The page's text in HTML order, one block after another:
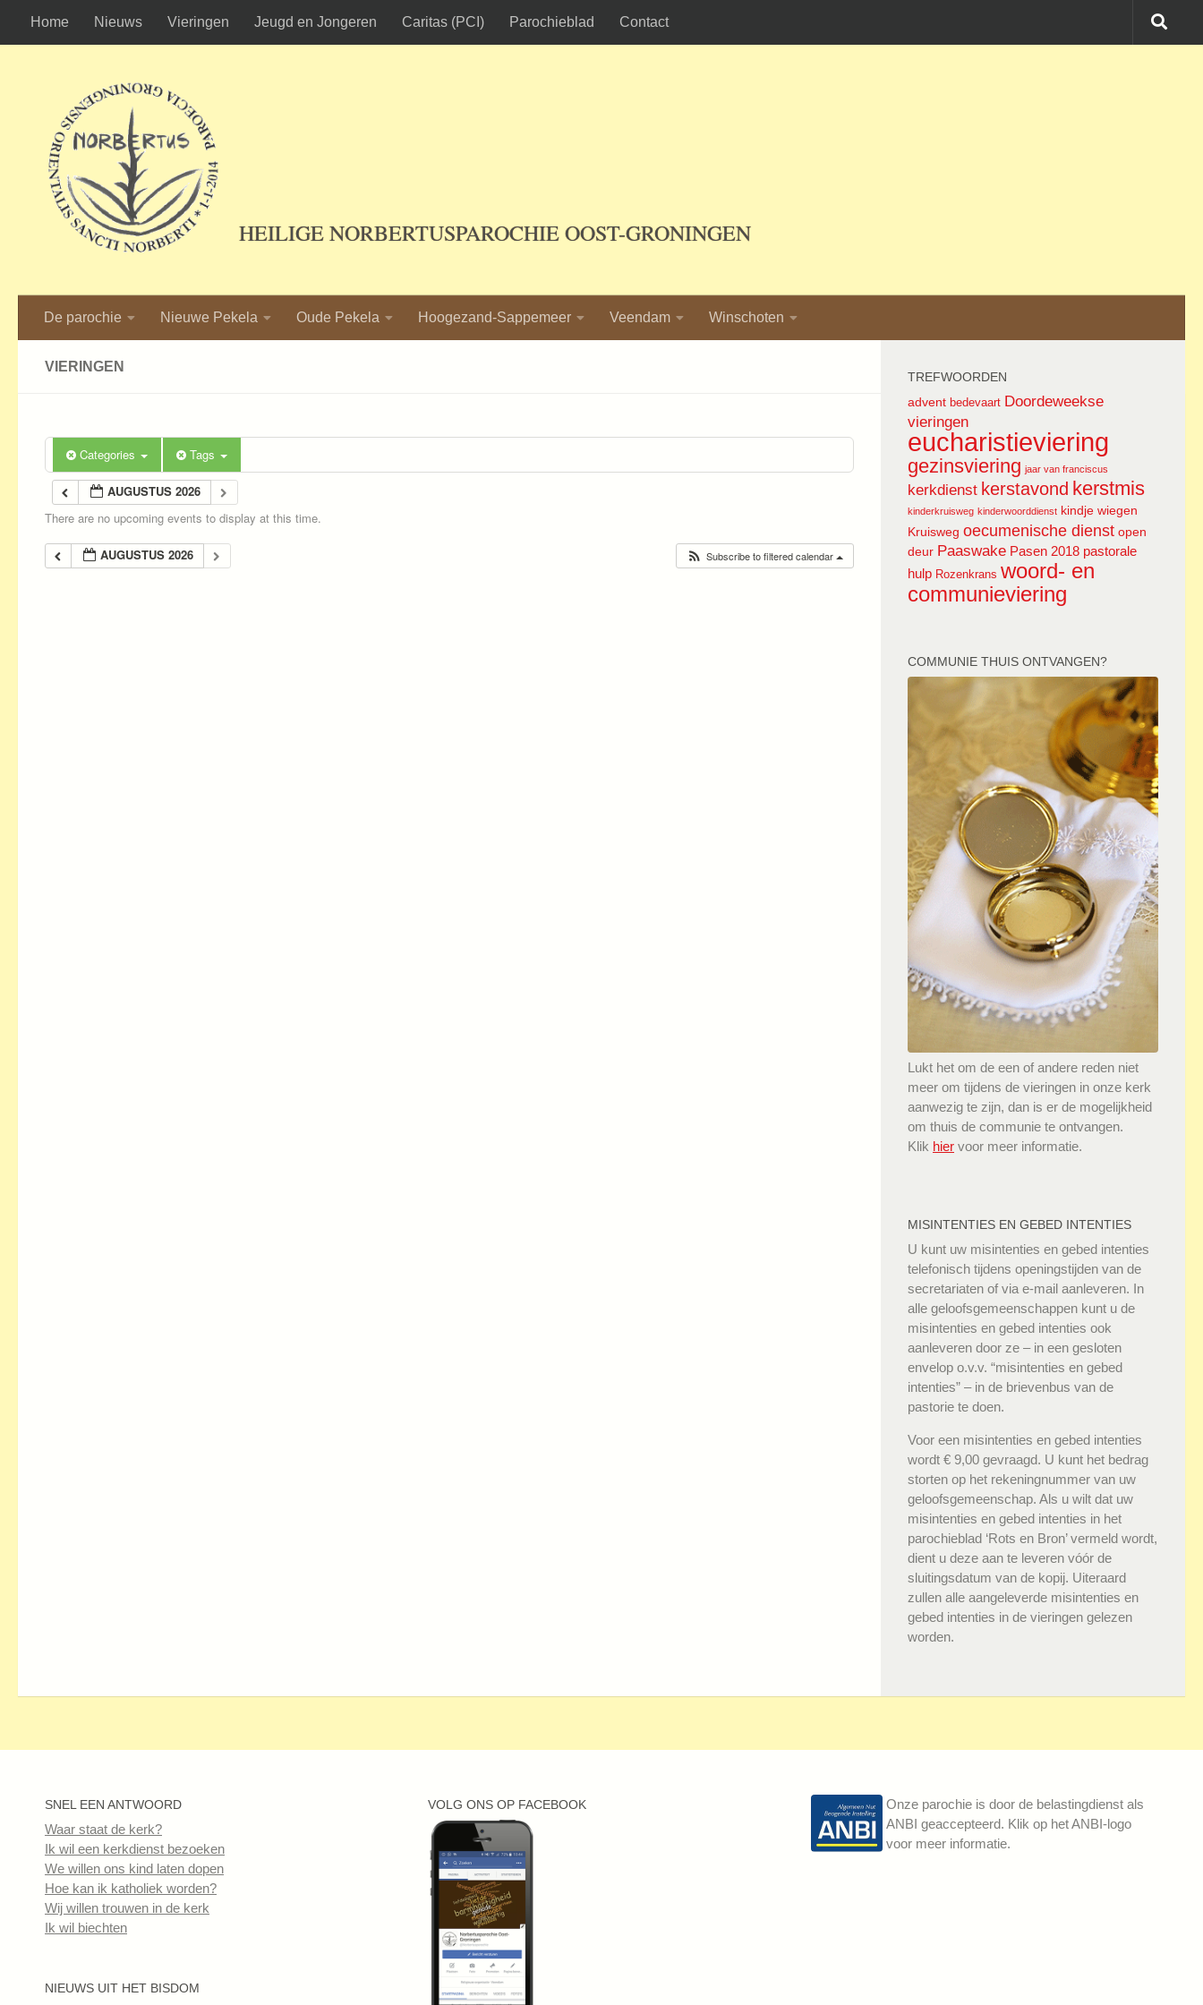
Ga naar de inhoud
Home Nieuws Vieringen Jeugd en Jongeren Caritas (PCI) Parochieblad Contact
HEILIGE NORBERTUSPAROCHIE OOST-GRONINGEN
De parochie Nieuwe Pekela Oude Pekela Hoogezand-Sappemeer Veendam Winschoten
VIERINGEN
Categories Tags
AUGUSTUS 2026
There are no upcoming events to display at this time.
AUGUSTUS 2026 Subscribe to filtered calendar
TREFWOORDEN
advent bedevaart Doordeweekse
vieringen
eucharistieviering
gezinsviering jaar van franciscus
kerkdienst kerstavond kerstmis
kinderkruisweg kinderwoorddienst kindje wiegen
Kruisweg oecumenische dienst open
deur Paaswake Pasen 2018 pastorale
hulp Rozenkrans woord- en
communieviering
COMMUNIE THUIS ONTVANGEN?
Lukt het om de een of andere reden niet
meer om tijdens de vieringen in onze kerk
aanwezig te zijn, dan is er de mogelijkheid
om thuis de communie te ontvangen.
Klik hier voor meer informatie.
MISINTENTIES EN GEBED INTENTIES
U kunt uw misintenties en gebed intenties
telefonisch tijdens openingstijden van de
secretariaten of via e-mail aanleveren. In
alle geloofsgemeenschappen kunt u de
misintenties en gebed intenties ook
aanleveren door ze – in een gesloten
envelop o.v.v. “misintenties en gebed
intenties” – in de brievenbus van de
pastorie te doen.
Voor een misintenties en gebed intenties
wordt € 9,00 gevraagd. U kunt het bedrag
storten op het rekeningnummer van uw
geloofsgemeenschap. Als u wilt dat uw
misintenties en gebed intenties in het
parochieblad ‘Rots en Bron’ vermeld wordt,
dient u deze aan te leveren vóór de
sluitingsdatum van de kopij. Uiteraard
zullen alle aangeleverde misintenties en
gebed intenties in de vieringen gelezen
worden.
SNEL EEN ANTWOORD
Waar staat de kerk?
Ik wil een kerkdienst bezoeken
We willen ons kind laten dopen
Hoe kan ik katholiek worden?
Wij willen trouwen in de kerk
Ik wil biechten
NIEUWS UIT HET BISDOM
VOLG ONS OP FACEBOOK
Onze parochie is door de belastingdienst als
ANBI geaccepteerd. Klik op het ANBI-logo
voor meer informatie.